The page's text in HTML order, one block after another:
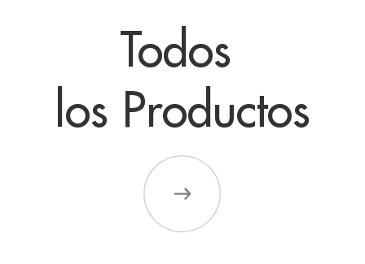
Todos
los Productos